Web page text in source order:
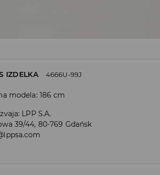
IZDELKA 4666U-99J
modela: 186 cm
: LPP S.A.
39/44, 80-769 Gdańsk